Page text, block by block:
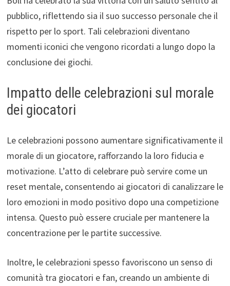
pubblico, riflettendo sia il suo successo personale che il
rispetto per lo sport. Tali celebrazioni diventano
momenti iconici che vengono ricordati a lungo dopo la
conclusione dei giochi.
Impatto delle celebrazioni sul morale
dei giocatori
Le celebrazioni possono aumentare significativamente il
morale di un giocatore, rafforzando la loro fiducia e
motivazione. L’atto di celebrare può servire come un
reset mentale, consentendo ai giocatori di canalizzare le
loro emozioni in modo positivo dopo una competizione
intensa. Questo può essere cruciale per mantenere la
concentrazione per le partite successive.
Inoltre, le celebrazioni spesso favoriscono un senso di
comunità tra giocatori e fan, creando un ambiente di